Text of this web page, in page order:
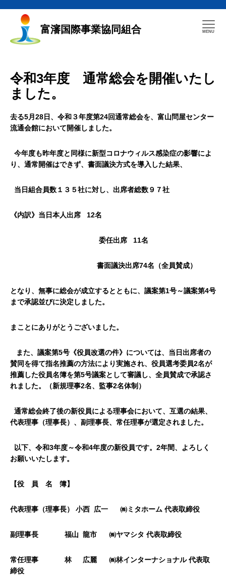
富瀋国際事業協同組合
令和3年度 通常総会を開催いたし
ました。
去る5月28日、令和３年度第24回通常総会を、富山問屋センター
流通会館において開催しました。
今年度も昨年度と同様に新型コロナウィルス感染症の影響によ
り、通常開催はできず、書面議決方式を導入した結果、
当日組合員数１３５社に対し、出席者総数９７社
《内訳》当日本人出席 12名
委任出席 11名
書面議決出席74名（全員賛成）
となり、無事に総会が成立するとともに、議案第1号～議案第4号
まで承認並びに決定しました。
まことにありがとうございました。
また、議案第5号《役員改選の件》については、当日出席者の
賛同を得て指名推薦の方法により実施され、役員選考委員2名が
推薦した役員名簿を第5号議案として審議し、全員賛成で承認さ
れました。（新規理事2名、監事2名体制）
通常総会終了後の新役員による理事会において、互選の結果、
代表理事（理事長）、副理事長、常任理事が選定されました。
以下、令和3年度～令和4年度の新役員です。2年間、よろしく
お願いいたします。
【役 員 名 簿】
代表理事（理事長） 小西 広一 ㈱ミタホーム 代表取締役
副理事長 福山 龍市 ㈱ヤマシタ 代表取締役
常任理事 林 広麗 ㈱林インターナショナル 代表取
締役